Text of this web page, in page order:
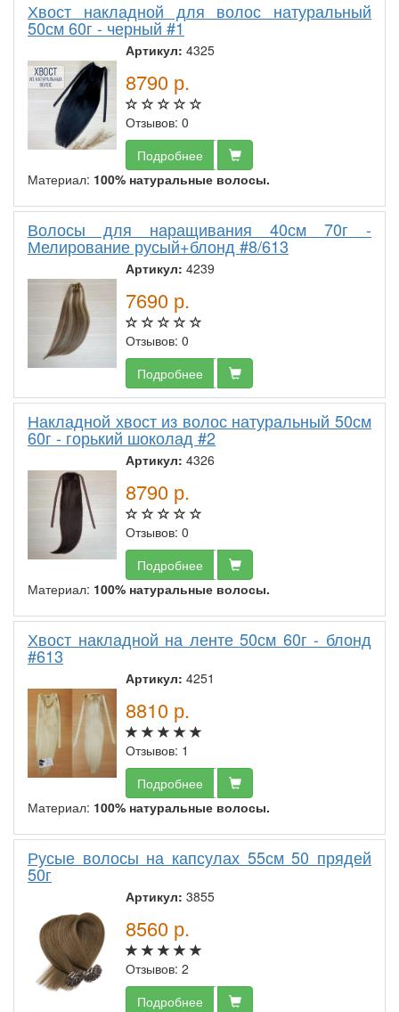
Хвост накладной для волос натуральный
50см 60г - черный #1
Артикул: 4325
8790 р.
Отзывов: 0
Подробнее
Материал: 100% натуральные волосы.
Волосы для наращивания 40см 70г -
Мелирование русый+блонд #8/613
Артикул: 4239
7690 р.
Отзывов: 0
Подробнее
Накладной хвост из волос натуральный 50см
60г - горький шоколад #2
Артикул: 4326
8790 р.
Отзывов: 0
Подробнее
Материал: 100% натуральные волосы.
Хвост накладной на ленте 50см 60г - блонд
#613
Артикул: 4251
8810 р.
Отзывов: 1
Подробнее
Материал: 100% натуральные волосы.
Русые волосы на капсулах 55см 50 прядей
50г
Артикул: 3855
8560 р.
Отзывов: 2
Подробнее